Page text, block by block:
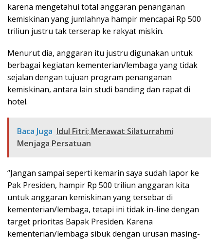
karena mengetahui total anggaran penanganan
kemiskinan yang jumlahnya hampir mencapai Rp 500
triliun justru tak terserap ke rakyat miskin.
Menurut dia, anggaran itu justru digunakan untuk
berbagai kegiatan kementerian/lembaga yang tidak
sejalan dengan tujuan program penanganan
kemiskinan, antara lain studi banding dan rapat di
hotel.
Baca Juga Idul Fitri; Merawat Silaturrahmi
Menjaga Persatuan
“Jangan sampai seperti kemarin saya sudah lapor ke
Pak Presiden, hampir Rp 500 triliun anggaran kita
untuk anggaran kemiskinan yang tersebar di
kementerian/lembaga, tetapi ini tidak in-line dengan
target prioritas Bapak Presiden. Karena
kementerian/lembaga sibuk dengan urusan masing-